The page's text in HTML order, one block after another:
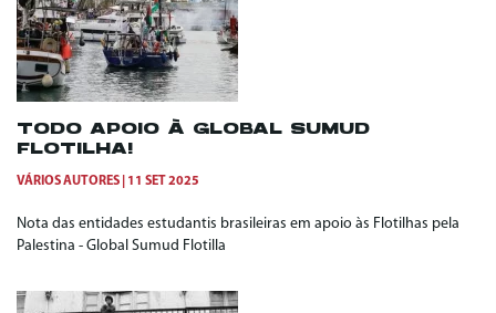
TODO APOIO À GLOBAL SUMUD
FLOTILHA!
VÁRIOS AUTORES 11 SET 2025
Nota das entidades estudantis brasileiras em apoio às Flotilhas pela
Palestina - Global Sumud Flotilla